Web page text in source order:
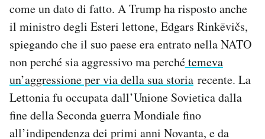
come un dato di fatto. A Trump ha risposto anche
il ministro degli Esteri lettone, Edgars Rinkēvičs,
spiegando che il suo paese era entrato nella NATO
non perché sia aggressivo ma perchétemeva
un’aggressione per via della sua storia recente. La
Lettonia fu occupata dall’Unione Sovietica dalla
fine della Seconda guerra Mondiale fino
all’indipendenza dei primi anni Novanta, e da